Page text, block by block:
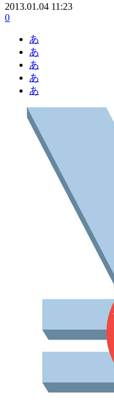
2013.01.04 11:23
0
あ
あ
あ
あ
あ